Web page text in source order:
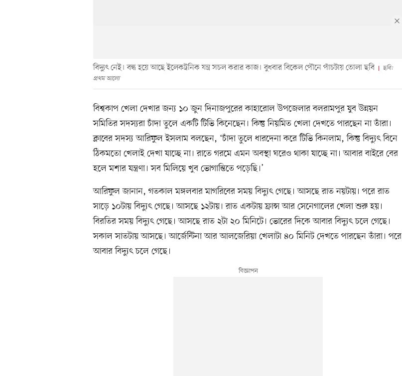
বিদ্যুৎ নেই। বন্ধ হয়ে আছে ইলেকট্রনিক যন্ত্র সচল করার কাজ। বুধবার বিকেল পৌনে পাঁচটায় তোলা ছবি
ছবি:
প্রথম আলো
বিশ্বকাপ খেলা দেখার জন্য ১০ জুন দিনাজপুরের কাহারোল উপজেলার বলরামপুর যুব উন্নয়ন
সমিতির সদস্যরা চাঁদা তুলে একটি টিভি কিনেছেন। কিন্তু নিয়মিত খেলা দেখতে পারছেন না তাঁরা।
ক্লাবের সদস্য আরিফুল ইসলাম বলছেন, ‘চাঁদা তুলে ধারদেনা করে টিভি কিনলাম, কিন্তু বিদ্যুৎ বিনে
ঠিকমতো খেলাই দেখা যাচ্ছে না। রাতে গরমে এমন অবস্থা ঘরেও থাকা যাচ্ছে না। আবার বাইরে বের
হলে মশার যন্ত্রণা। সব মিলিয়ে খুব ভোগান্তিতে পড়েছি।’
আরিফুল জানান, গতকাল মঙ্গলবার মাগরিবের সময় বিদ্যুৎ গেছে। আসছে রাত নয়টায়। পরে রাত
সাড়ে ১০টায় বিদ্যুৎ গেছে। আসছে ১২টায়। রাত একটায় ফ্রান্স আর সেনেগালের খেলা শুরু হয়।
বিরতির সময় বিদ্যুৎ গেছে। আসছে রাত ২টা ২০ মিনিটে। ভোরের দিকে আবার বিদ্যুৎ চলে গেছে।
সকাল সাতটায় আসছে। আর্জেন্টিনা আর আলজেরিয়া খেলাটা ৪০ মিনিট দেখতে পারছেন তাঁরা। পরে
আবার বিদ্যুৎ চলে গেছে।